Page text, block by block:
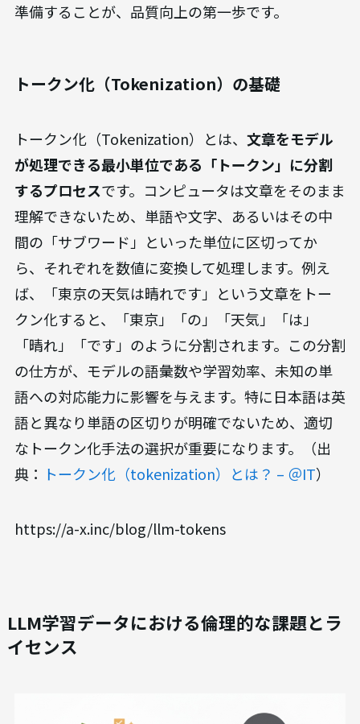
準備することが、品質向上の第一歩です。
トークン化（Tokenization）の基礎
トークン化（Tokenization）とは、 文章をモデル
が処理できる最小単位である「トークン」に分割
するプロセスです。コンピュータは文章をそのまま
理解できないため、単語や文字、あるいはその中
間の「サブワード」といった単位に区切ってか
ら、それぞれを数値に変換して処理します。例え
ば、「東京の天気は晴れです」という文章をトー
クン化すると、「東京」「の」「天気」「は」
「晴れ」「です」のように分割されます。この分割
の仕方が、モデルの語彙数や学習効率、未知の単
語への対応能力に影響を与えます。特に日本語は英
語と異なり単語の区切りが明確でないため、適切
なトークン化手法の選択が重要になります。（出
典： トークン化（tokenization）とは？ – ＠IT）
https://a-x.inc/blog/llm-tokens
LLM学習データにおける倫理的な課題とラ
イセンス